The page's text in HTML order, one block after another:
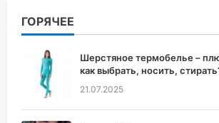
ГОРЯЧЕЕ
Шерстяное термобелье –
как выбрать, носить,
21.07.2025